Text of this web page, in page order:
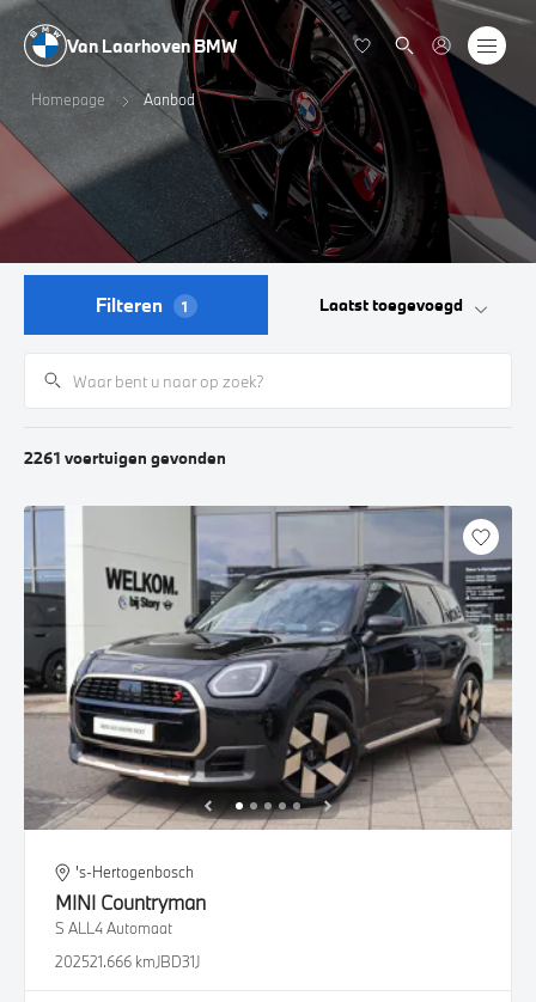
Van Laarhoven BMW
Homepage Aanbod
Filteren 1 Laatst toegevoegd
2261 voertuigen gevonden
's-Hertogenbosch
MINI Countryman
S ALL4 Automaat
202521.666 kmJBD31J